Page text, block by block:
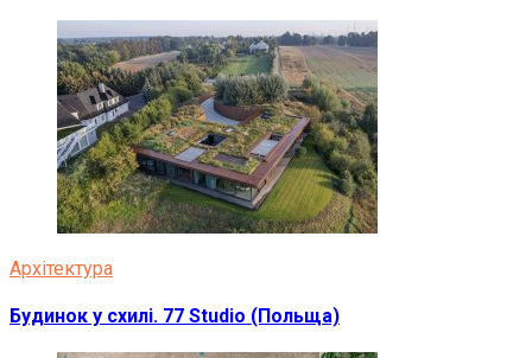
Архітектура
Будинок у схилі. 77 Studio (Польща)